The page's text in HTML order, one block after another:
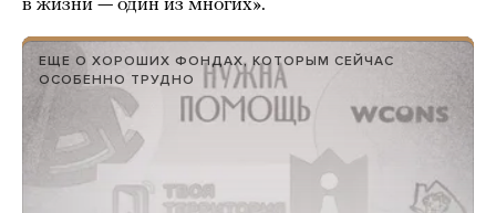
в жизни — один из многих».
ЕЩЕ О ХОРОШИХ ФОНДАХ, КОТОРЫМ СЕЙЧАС
ОСОБЕННО ТРУДНО